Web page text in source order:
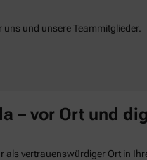
und unsere Teammitglieder.
– vor Ort und
als vertrauenswürdiger Ort in